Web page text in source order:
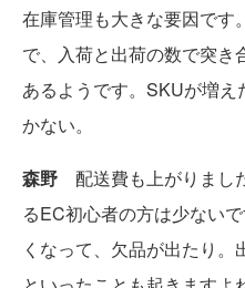
在庫管理も大きな要因です
で、入荷と出荷の数で突き
あるようです。SKUが増
かない。
森野 配送費も上がりまし
るEC初心者の方は少ない
くなって、欠品が出たり